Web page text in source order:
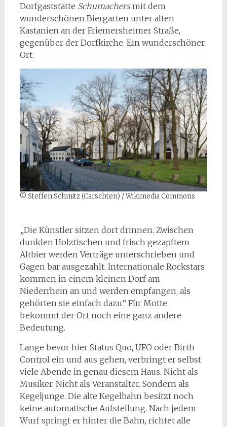
Dorfgaststätte Schumachersmit dem
wunderschönen Biergarten unter alten
Kastanien an der Friemersheimer Straße,
gegenüber der Dorfkirche. Ein wunderschöner
Ort.
© Steffen Schmitz (Carschten) / Wikimedia Commons
„Die Künstler sitzen dort drinnen. Zwischen
dunklen Holztischen und frisch gezapftem
Altbier werden Verträge unterschrieben und
Gagen bar ausgezahlt. Internationale Rockstars
kommen in einem kleinen Dorf am
Niederrhein an und werden empfangen, als
gehörten sie einfach dazu.“ Für Motte
bekommt der Ort noch eine ganz andere
Bedeutung.
Lange bevor hier Status Quo, UFO oder Birth
Control ein und aus gehen, verbringt er selbst
viele Abende in genau diesem Haus. Nicht als
Musiker. Nicht als Veranstalter. Sondern als
Kegeljunge. Die alte Kegelbahn besitzt noch
keine automatische Aufstellung. Nach jedem
Wurf springt er hinter die Bahn, richtet alle